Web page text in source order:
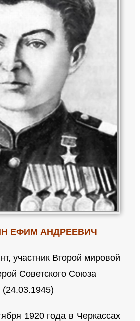
ЕФИМ АНДРЕЕВИЧ
участник Второй мировой
Советского Союза
(24.03.1945)
1920 года в Черкассах